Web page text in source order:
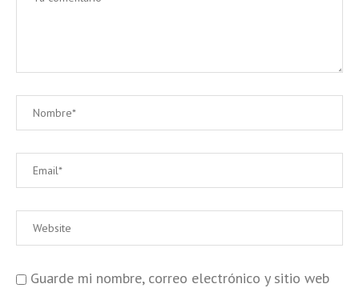
Guarde mi nombre, correo electrónico y sitio web